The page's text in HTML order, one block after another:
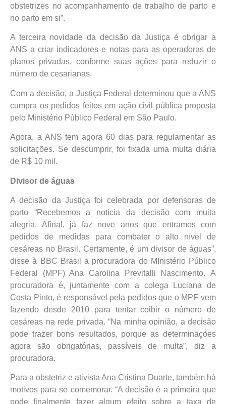
obstetrizes no acompanhamento de trabalho de parto e
no parto em si”.
A terceira novidade da decisão da Justiça é obrigar a
ANS a criar indicadores e notas para as operadoras de
planos privadas, conforme suas ações para reduzir o
número de cesarianas.
Com a decisão, a Justiça Federal determinou que a ANS
cumpra os pedidos feitos em ação civil pública proposta
pelo Ministério Público Federal em São Paulo.
Agora, a ANS tem agora 60 dias para regulamentar as
solicitações. Se descumprir, foi fixada uma multa diária
de R$ 10 mil.
Divisor de águas
A decisão da Justiça foi celebrada por defensoras de
parto “Recebemos a notícia da decisão com muita
alegria. Afinal, já faz nove anos que entramos com
pedidos de medidas para combater o alto nível de
cesáreas no Brasil. Certamente, é um divisor de águas”,
disse à BBC Brasil a procuradora do MInistério Público
Federal (MPF) Ana Carolina Previtalli Nascimento. A
procuradora é, juntamente com a colega Luciana de
Costa Pinto, é responsável pela pedidos que o MPF vem
fazendo desde 2010 para tentar coibir o número de
cesáreas na rede privada. “Na minha opinião, a decisão
pode trazer bons resultados, porque as determinações
agora são obrigatórias, passíveis de multa”, diz a
procuradora.
Para a obstetriz e ativista Ana Cristina Duarte, também há
motivos para se comemorar. “A decisão é a primeira que
pode finalmente fazer algum efeito sobre a taxa de